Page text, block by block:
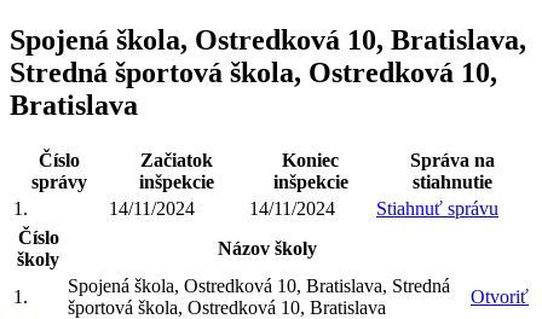
Spojená škola, Ostredková 10, Bratislava,
Stredná športová škola, Ostredková 10,
Bratislava
Číslo
správy
Začiatok
inšpekcie
Koniec
inšpekcie
Správa na
stiahnutie
1.
14/11/2024 14/11/2024
Stiahnuť správu
Číslo
školy
Názov školy
1.
Spojená škola, Ostredková 10, Bratislava, Stredná
športová škola, Ostredková 10, Bratislava
Otvoriť